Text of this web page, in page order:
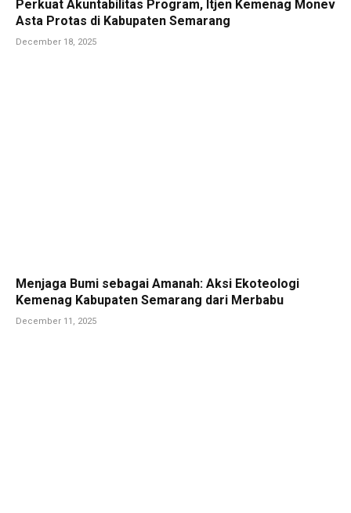
Perkuat Akuntabilitas Program, Itjen Kemenag Monev
Asta Protas di Kabupaten Semarang
December 18, 2025
Menjaga Bumi sebagai Amanah: Aksi Ekoteologi
Kemenag Kabupaten Semarang dari Merbabu
December 11, 2025